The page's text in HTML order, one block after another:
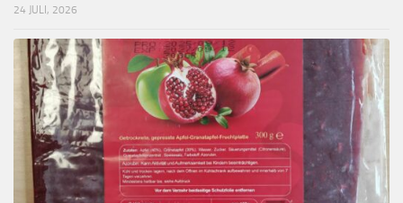
24 JULI, 2026